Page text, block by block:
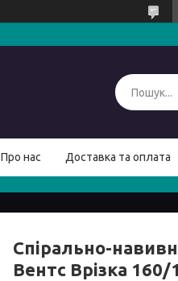
Про нас Доставка та оплата
Спірально-
Вентс Врізка 160/